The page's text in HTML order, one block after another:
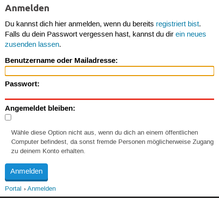
Anmelden
Du kannst dich hier anmelden, wenn du bereits registriert bist.
Falls du dein Passwort vergessen hast, kannst du dir ein neues
zusenden lassen.
Benutzername oder Mailadresse:
Passwort:
Angemeldet bleiben:
Wähle diese Option nicht aus, wenn du dich an einem öffentlichen
Computer befindest, da sonst fremde Personen möglicherweise Zugang
zu deinem Konto erhalten.
Portal Anmelden